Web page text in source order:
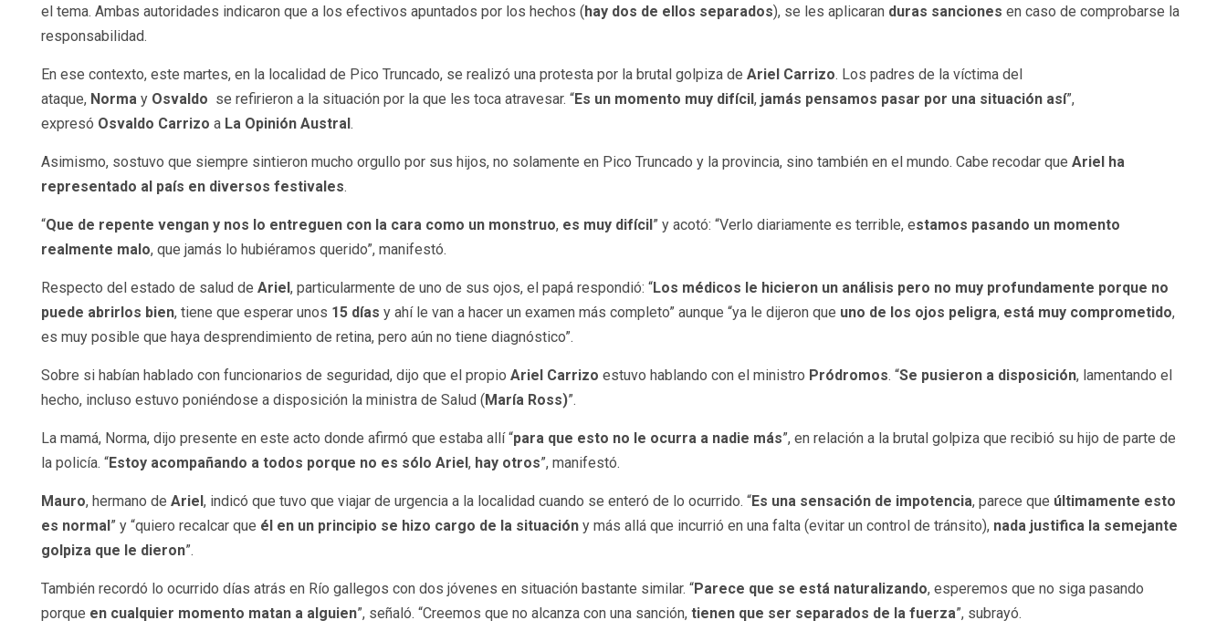
el tema. Ambas autoridades indicaron que a los efectivos apuntados por los hechos (hay dos de ellos separados), se les aplicaran duras sanciones en caso de comprobarse la
responsabilidad.
En ese contexto, este martes, en la localidad de Pico Truncado, se realizó una protesta por la brutal golpiza de Ariel Carrizo. Los padres de la víctima del
ataque, Norma y Osvaldo se refirieron a la situación por la que les toca atravesar. “Es un momento muy difícil, jamás pensamos pasar por una situación así”,
expresó Osvaldo Carrizo a La Opinión Austral.
Asimismo, sostuvo que siempre sintieron mucho orgullo por sus hijos, no solamente en Pico Truncado y la provincia, sino también en el mundo. Cabe recodar que Ariel ha
representado al país en diversos festivales.
“Que de repente vengan y nos lo entreguen con la cara como un monstruo, es muy difícil” y acotó: “Verlo diariamente es terrible, estamos pasando un momento
realmente malo, que jamás lo hubiéramos querido”, manifestó.
Respecto del estado de salud de Ariel, particularmente de uno de sus ojos, el papá respondió: “Los médicos le hicieron un análisis pero no muy profundamente porque no
puede abrirlos bien, tiene que esperar unos 15 días y ahí le van a hacer un examen más completo” aunque “ya le dijeron que uno de los ojos peligra, está muy comprometido,
es muy posible que haya desprendimiento de retina, pero aún no tiene diagnóstico”.
Sobre si habían hablado con funcionarios de seguridad, dijo que el propio Ariel Carrizo estuvo hablando con el ministro Pródromos. “Se pusieron a disposición, lamentando el
hecho, incluso estuvo poniéndose a disposición la ministra de Salud (María Ross)”.
La mamá, Norma, dijo presente en este acto donde afirmó que estaba allí “para que esto no le ocurra a nadie más”, en relación a la brutal golpiza que recibió su hijo de parte de
la policía. “Estoy acompañando a todos porque no es sólo Ariel, hay otros”, manifestó.
Mauro, hermano de Ariel, indicó que tuvo que viajar de urgencia a la localidad cuando se enteró de lo ocurrido. “Es una sensación de impotencia, parece que últimamente esto
es normal” y “quiero recalcar que él en un principio se hizo cargo de la situación y más allá que incurrió en una falta (evitar un control de tránsito), nada justifica la semejante
golpiza que le dieron”.
También recordó lo ocurrido días atrás en Río gallegos con dos jóvenes en situación bastante similar. “Parece que se está naturalizando, esperemos que no siga pasando
porque en cualquier momento matan a alguien”, señaló. “Creemos que no alcanza con una sanción, tienen que ser separados de la fuerza”, subrayó.